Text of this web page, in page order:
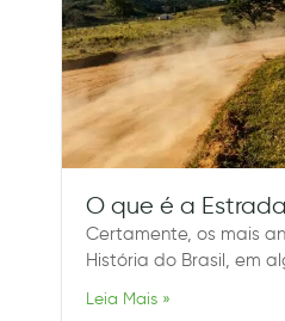
O que é a
Certamente, os mais
História do Brasil, em
Leia Mais »